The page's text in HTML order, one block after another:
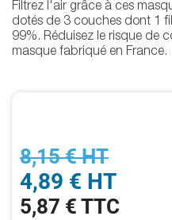
8,15 € HT
4,89 € HT
5,87 € TTC
Filtrez l'air grâce à ces
dotés de 3 couches dont 1
99%. Réduisez le risque de
masque fabriqué en France.